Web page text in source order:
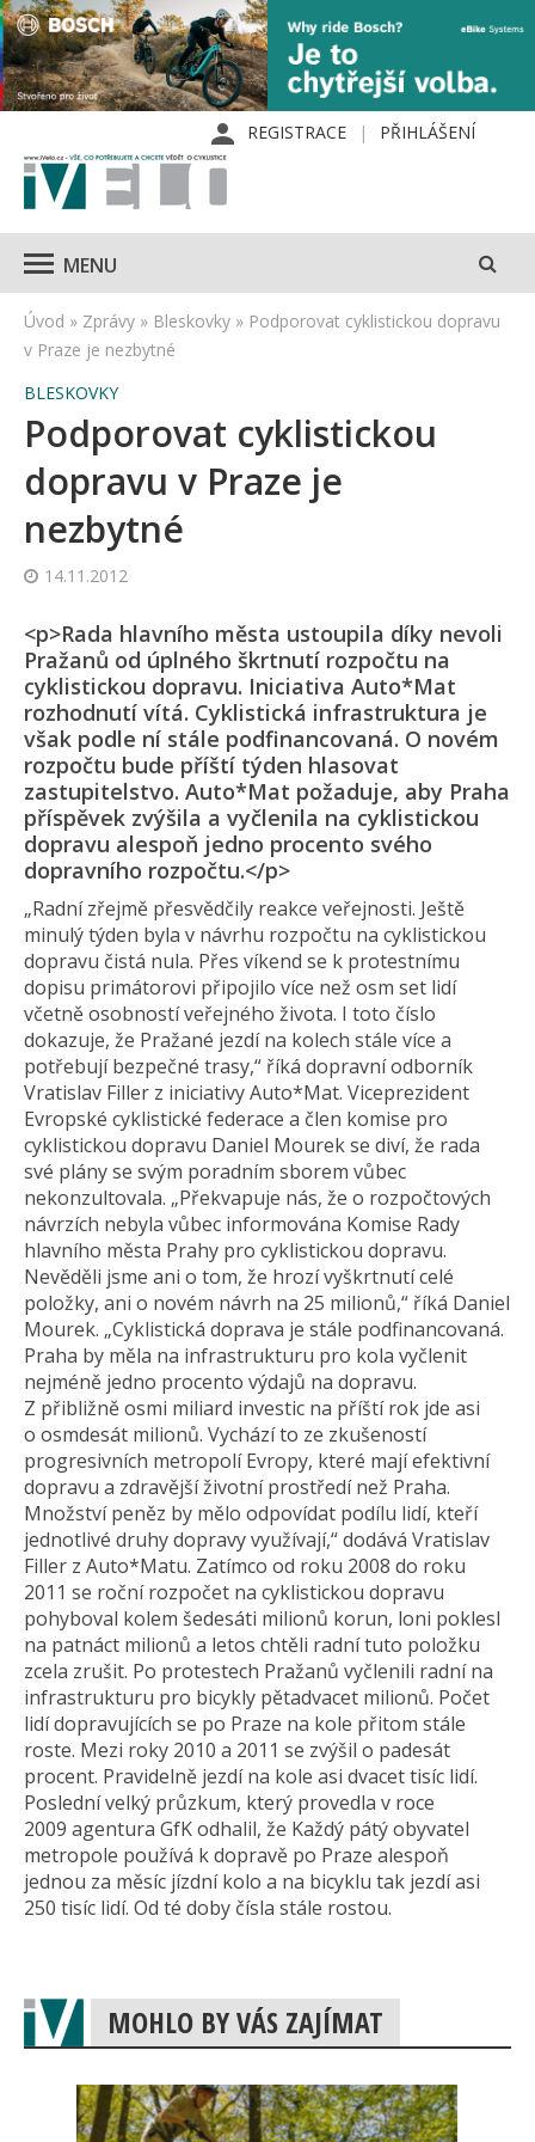
REGISTRACE PŘIHLÁŠENÍ
MENU
Úvod » Zprávy » Bleskovky » Podporovat cyklistickou dopravu
v Praze je nezbytné
BLESKOVKY
Podporovat cyklistickou
dopravu v Praze je
nezbytné
14.11.2012
<p>Rada hlavního města ustoupila díky nevoli
Pražanů od úplného škrtnutí rozpočtu na
cyklistickou dopravu. Iniciativa Auto*Mat
rozhodnutí vítá. Cyklistická infrastruktura je
však podle ní stále podfinancovaná. O novém
rozpočtu bude příští týden hlasovat
zastupitelstvo. Auto*Mat požaduje, aby Praha
příspěvek zvýšila a vyčlenila na cyklistickou
dopravu alespoň jedno procento svého
dopravního rozpočtu.</p>
„Radní zřejmě přesvědčily reakce veřejnosti. Ještě
minulý týden byla v návrhu rozpočtu na cyklistickou
dopravu čistá nula. Přes víkend se k protestnímu
dopisu primátorovi připojilo více než osm set lidí
včetně osobností veřejného života. I toto číslo
dokazuje, že Pražané jezdí na kolech stále více a
potřebují bezpečné trasy,“ říká dopravní odborník
Vratislav Filler z iniciativy Auto*Mat. Viceprezident
Evropské cyklistické federace a člen komise pro
cyklistickou dopravu Daniel Mourek se diví, že rada
své plány se svým poradním sborem vůbec
nekonzultovala. „Překvapuje nás, že o rozpočtových
návrzích nebyla vůbec informována Komise Rady
hlavního města Prahy pro cyklistickou dopravu.
Nevěděli jsme ani o tom, že hrozí vyškrtnutí celé
položky, ani o novém návrh na 25 milionů,“ říká Daniel
Mourek. „Cyklistická doprava je stále podfinancovaná.
Praha by měla na infrastrukturu pro kola vyčlenit
nejméně jedno procento výdajů na dopravu.
Z přibližně osmi miliard investic na příští rok jde asi
o osmdesát milionů. Vychází to ze zkušeností
progresivních metropolí Evropy, které mají efektivní
dopravu a zdravější životní prostředí než Praha.
Množství peněz by mělo odpovídat podílu lidí, kteří
jednotlivé druhy dopravy využívají,“ dodává Vratislav
Filler z Auto*Matu. Zatímco od roku 2008 do roku
2011 se roční rozpočet na cyklistickou dopravu
pohyboval kolem šedesáti milionů korun, loni poklesl
na patnáct milionů a letos chtěli radní tuto položku
zcela zrušit. Po protestech Pražanů vyčlenili radní na
infrastrukturu pro bicykly pětadvacet milionů. Počet
lidí dopravujících se po Praze na kole přitom stále
roste. Mezi roky 2010 a 2011 se zvýšil o padesát
procent. Pravidelně jezdí na kole asi dvacet tisíc lidí.
Poslední velký průzkum, který provedla v roce
2009 agentura GfK odhalil, že Každý pátý obyvatel
metropole používá k dopravě po Praze alespoň
jednou za měsíc jízdní kolo a na bicyklu tak jezdí asi
250 tisíc lidí. Od té doby čísla stále rostou.
MOHLO BY VÁS ZAJÍMAT